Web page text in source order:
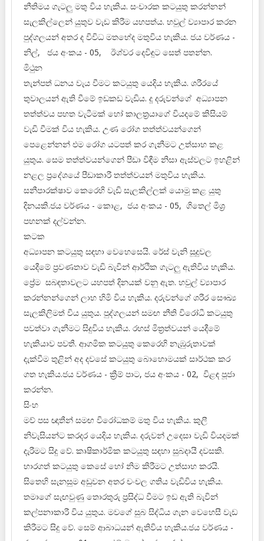
නීතිමය ගැටලු මතු විය හැකිය. සංචාරක කටයුතු කරන්නන්
සැලකිල්ලෙන් යුතුව වැඩ කිරීම යහපත්ය. හවුල් ව්‍යාපාර කරන
පුද්ගලයන් අතර ද විවිධ මතභේද මතුවිය හැකිය. ජය වර්ණය -
නිල්, ජය අංකය - 05, ඊශ්වර දෙවිඳුට සෙත් පතන්න.
මිථුන
තැන්පත් ධනය වැය වීමට කටයුතු යෙදිය හැකිය. ශරීරයේ
තුවාලයන් ඇති වීමේ ඉඩකඩ වැඩිය. දූ දරුවන්ගේ අධ්‍යාපන
තත්ත්වය පහත වැටීමක් හෝ කාලත්‍රයාගේ වියදමේ කිසියම්
වැඩි වීමක් විය හැකිය. උණ රෝග තත්ත්වයන්ගෙන්
පෙළෙන්නන් එම රෝග යටපත් කර ගැනීමට උත්සාහ කළ
යුතුය. සෙම තත්ත්වයන්ගෙන් පීඩා විඳීම නිසා ඇස්වලට ඉහළින්
නළල ප්‍රදේශයේ පීඩාකාරී තත්ත්වයන් මතුවිය හැකිය.
සනීපාරක්ෂාව කෙරෙහි වැඩි සැලකිල්ලක් යොමු කළ යුතු
දිනයකි.ජය වර්ණය - කොළ, ජය අංකය - 05, ගිතෙල් මිශ්‍ර
පහනක් දල්වන්න.
කටක
අධ්‍යාපන කටයුතු සඳහා වෙහෙසෙයි. රේස් වැනි සූදුවල
යෙදීමේ ප්‍රවණතාව වැඩි බැවින් ආර්ථික ගැටලු ඇතිවිය හැකිය.
ප්‍රේම සබඳතාවලට යහපත් දිනයක් වනු ඇත. හවුල් ව්‍යාපාර
කරන්නන්ගෙන් ලාභ හිමි විය හැකිය. දරුවන්ගේ ශරීර සෞඛ්‍ය
සැලකිලිමත් විය යුතුය. පුද්ගලයන් සමඟ නීති විරෝධී කටයුතු
පවත්වා ගැනීමට සිදුවිය හැකිය. රහස් මිත්‍රත්වයන් යෙදීමේ
හැකියාව පවතී. ආගමික කටයුතු කෙරෙහි නැඹුරුතාවක්
දැක්වීම තුළින් අද දවසේ කටයුතු බොහොමයක් සාර්ථක කර
ගත හැකිය.ජය වර්ණය - ක්‍රීම් පාට, ජය අංකය - 02, විළඳ පූජා
කරන්න.
සිංහ
මව් පස ඥාතීන් සමඟ විරෝධකම් මතු විය හැකිය. කුලී
නිවැසියන්ට කරදර යෙදිය හැකිය. දරුවන් උදෙසා වැඩි වියදමක්
දැරීමට සිදු වේ. කෘෂිකාර්මික කටයුතු සඳහා සුබදායී දවසකි.
භාරගත් කටයුතු කෙසේ හෝ නිම කිරීමට උත්සාහ කරයි.
සිතෙහි සැනසුම අඩුවන අතර චංචල ගතිය වැඩිවිය හැකිය.
තමාගේ සැඟවුණු තොරතුරු ප්‍රසිද්ධ වීමට ඉඩ ඇති බැවින්
කල්පනාකාරී විය යුතුය. මවගේ සුබ සිද්ධිය ගැන වෙහෙසී වැඩ
කිරීමට සිදු වේ. සෙම් ආබාධයන් ඇතිවිය හැකිය.ජය වර්ණය -